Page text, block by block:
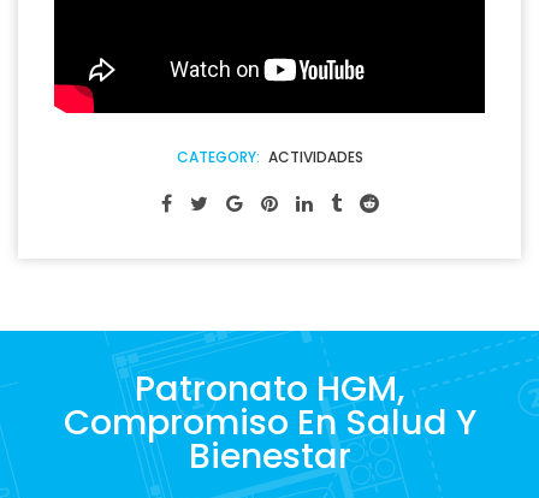
CATEGORY: ACTIVIDADES
Patronato HGM,
Compromiso En Salud Y
Bienestar